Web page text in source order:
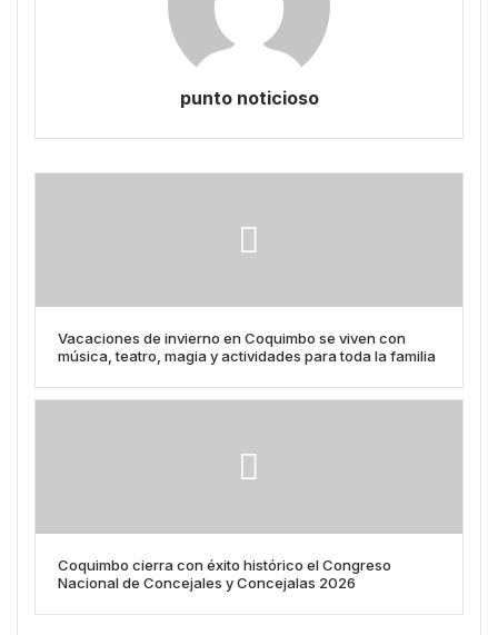
punto noticioso
Vacaciones de invierno en Coquimbo se viven con
música, teatro, magia y actividades para toda la familia
Coquimbo cierra con éxito histórico el Congreso
Nacional de Concejales y Concejalas 2026